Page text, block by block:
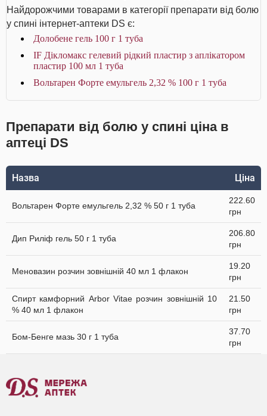
Найдорожчими товарами в категорії препарати від болю
у спині інтернет-аптеки DS є:
Долобене гель 100 г 1 туба
IF Дікломакс гелевий рідкий пластир з аплікатором
пластир 100 мл 1 туба
Вольтарен Форте емульгель 2,32 % 100 г 1 туба
Препарати від болю у спині ціна в
аптеці DS
Назва Ціна
Вольтарен Форте емульгель 2,32 % 50 г 1 туба
222.60
грн
Дип Риліф гель 50 г 1 туба
206.80
грн
Меновазин розчин зовнішній 40 мл 1 флакон
19.20
грн
Спирт камфорний Arbor Vitae розчин зовнішній 10
% 40 мл 1 флакон
21.50
грн
Бом-Бенге мазь 30 г 1 туба
37.70
грн